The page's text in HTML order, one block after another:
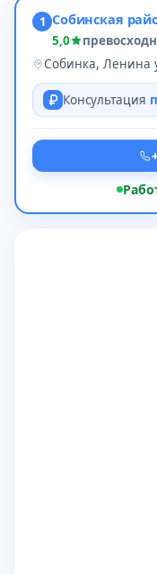
1 Собинская
5,0
Собинка, Ленина
Консультация